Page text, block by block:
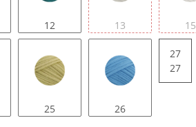
12 13 15
25 26
27
27